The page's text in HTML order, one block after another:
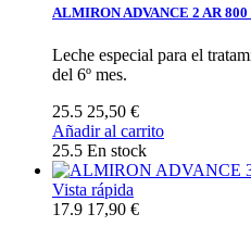
ALMIRON ADVANCE 2 AR 800
Leche especial para el
del 6º mes.
25.5 25,50 €
Añadir al carrito
25.5 En stock
Vista rápida
17.9 17,90 €